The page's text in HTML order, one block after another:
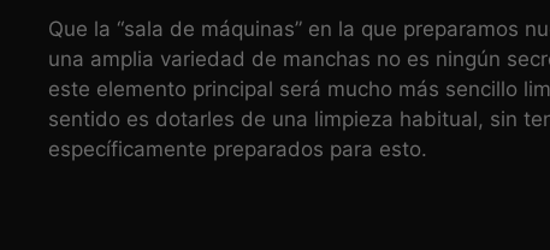
Que la “sala de máquinas” en la que preparamos
una amplia variedad de manchas no es ningún
este elemento principal será mucho más sencillo
sentido es dotarles de una limpieza habitual, sin
específicamente preparados para esto.